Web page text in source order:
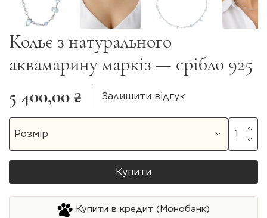
Кольє з натурального
аквамарину маркіз — срібло 925
5 400,00 ₴
Залишити відгук
Купити
Купити в кредит (Монобанк)